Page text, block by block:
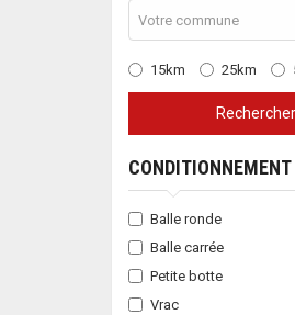
Votre commune
15km 25km
Rechercher
CONDITIONNEMENT
Balle ronde
Balle carrée
Petite botte
Vrac